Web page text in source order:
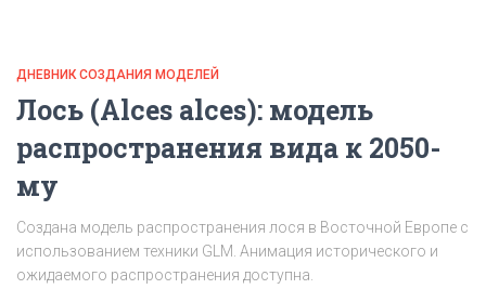
ДНЕВНИК СОЗДАНИЯ МОДЕЛЕЙ
Лось (Alces alces): модель
распространения вида к 2050-
му
Создана модель распространения лося в Восточной Европе с
использованием техники GLM. Анимация исторического и
ожидаемого распространения доступна.